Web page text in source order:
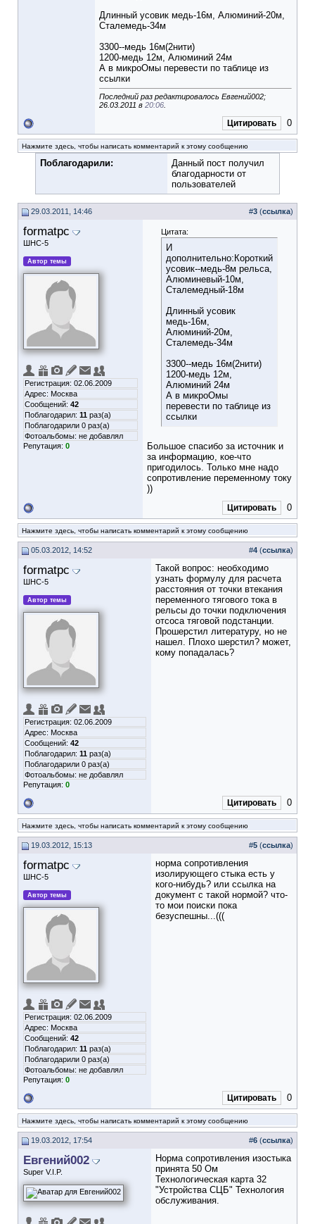
Длинный усовик медь-16м, Алюминий-20м,
Сталемедь-34м
3300--медь 16м(2нити)
1200-медь 12м, Алюминий 24м
А в микроОмы перевести по таблице из
ссылки
Последний раз редактировалось Евгений002;
26.03.2011 в 20:06
Цитировать 0
Нажмите здесь, чтобы написать комментарий к этому сообщению
Поблагодарили:
Данный пост получил
благодарности от
пользователей
29.03.2011, 14:46 #3 (ссылка)
formatpc
ШНС-5
Автор темы
Регистрация: 02.06.2009
Адрес: Москва
Сообщений: 42
Поблагодарил: 11 раз(а)
Поблагодарили 0 раз(а)
Фотоальбомы: не добавлял
Репутация: 0
Цитата:
И
дополнительно:Короткий
усовик--медь-8м рельса,
Алюминевый-10м,
Сталемедный-18м
Длинный усовик
медь-16м,
Алюминий-20м,
Сталемедь-34м
3300--медь 16м(2нити)
1200-медь 12м,
Алюминий 24м
А в микроОмы
перевести по таблице из
ссылки
Большое спасибо за источник и
за информацию, кое-что
пригодилось. Только мне надо
сопротивление переменному току
))
Цитировать 0
Нажмите здесь, чтобы написать комментарий к этому сообщению
05.03.2012, 14:52 #4 (ссылка)
formatpc
ШНС-5
Автор темы
Регистрация: 02.06.2009
Адрес: Москва
Сообщений: 42
Поблагодарил: 11 раз(а)
Поблагодарили 0 раз(а)
Фотоальбомы: не добавлял
Репутация: 0
Такой вопрос: необходимо
узнать формулу для расчета
расстояния от точки втекания
переменного тягового тока в
рельсы до точки подключения
отсоса тяговой подстанции.
Прошерстил литературу, но не
нашел. Плохо шерстил? может,
кому попадалась?
Цитировать 0
Нажмите здесь, чтобы написать комментарий к этому сообщению
19.03.2012, 15:13 #5 (ссылка)
formatpc
ШНС-5
Автор темы
Регистрация: 02.06.2009
Адрес: Москва
Сообщений: 42
Поблагодарил: 11 раз(а)
Поблагодарили 0 раз(а)
Фотоальбомы: не добавлял
Репутация: 0
норма сопротивления
изолирующего стыка есть у
кого-нибудь? или ссылка на
документ с такой нормой? что-
то мои поиски пока
безуспешны...(((
Цитировать 0
Нажмите здесь, чтобы написать комментарий к этому сообщению
19.03.2012, 17:54 #6 (ссылка)
Евгений002
Super V.I.P.
Норма сопротивления изостыка
принята 50 Ом
Технологическая карта 32
"Устройства СЦБ" Технология
обслуживания.